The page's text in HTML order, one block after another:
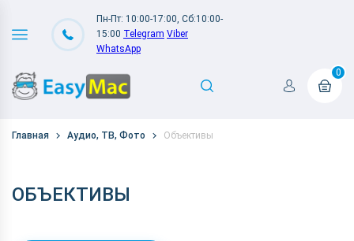
Пн-Пт: 10:00-17:00, Сб:10:00-
15:00 Telegram Viber
WhatsApp
0
Главная Аудио, ТВ, Фото Объективы
ОБЪЕКТИВЫ